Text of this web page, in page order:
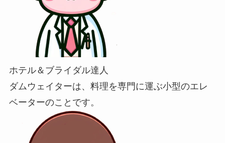
ホテル＆ブライダル達人
ダムウェイターは、料理を専門に運ぶ小型のエレ
ベーターのことです。